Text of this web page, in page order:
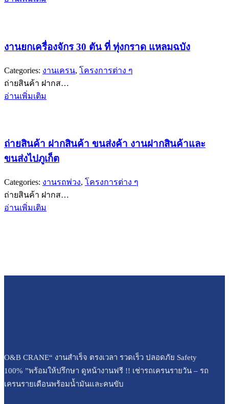
งานยกเครื่องจักร 30 ตัน ที่ ทุ่งกราด แหลมฉบัง
Categories: งานเครน, โครงการต่าง ๆ
ถ่ายสินค้า ฝากส…
อ่านเพิ่มเติม
ถ่ายสินค้า ฝากสินค้า ขนส่งค้า งานฝากสินค้าและ
ขนส่งไปภูเก็ต
Categories: งานรถพ่วง, โครงการต่าง ๆ
ถ่ายสินค้า ฝากส…
อ่านเพิ่มเติม
O&B CRANE“ งานสำเร็จ ตรงเวลา รวดเร็ว ปลอดภัย Safety
100% ”พร้อมให้ปรึกษา ดูหน้างานฟรี !! เช่ารถเครนรายวัน – รถ
เครนรายเดือนพร้อมน้ำมันและคนขับ